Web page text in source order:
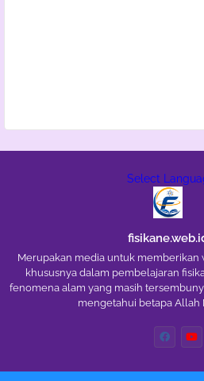
Select
Merupakan media untuk memberikan
khususnya dalam pembelajaran
fenomena alam yang masih
mengetahui betapa Allah